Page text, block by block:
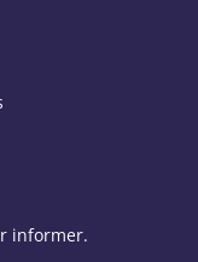
informer.